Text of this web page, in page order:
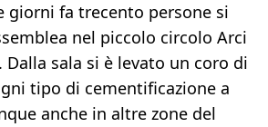
giorni fa trecento persone si
nel piccolo circolo Arci
sala si è levato un coro di
tipo di cementificazione a
anche in altre zone del